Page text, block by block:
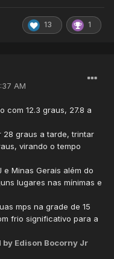
13 1
AM
com 12.3 graus, 27.8 a
28 graus a tarde, trintar
virando o tempo
Minas Gerais além do
lugares nas mínimas e
mps na grade de 15
frio significativo para a
by Edison Bocorny Jr